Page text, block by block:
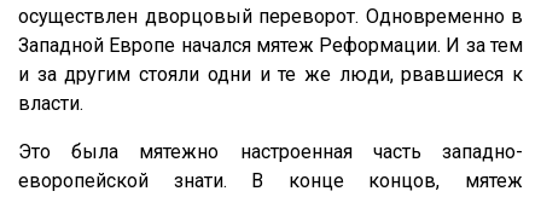
осуществлен дворцовый переворот. Одновременно в
Западной Европе начался мятеж Реформации. И за тем
и за другим стояли одни и те же люди, рвавшиеся к
власти.
Это была мятежно настроенная часть западно-
еворопейской знати. В конце концов, мятеж